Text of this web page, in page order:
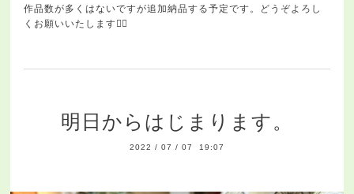
作品数が多くはないですが追加納品する予定です。どうぞよろし
くお願いいたします🙇‍♀️
明日からはじまります。
2022 / 07 / 07 19:07